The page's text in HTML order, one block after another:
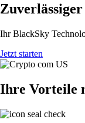
Ihr BlackSky
Jetzt starten
Ihre Vorteile